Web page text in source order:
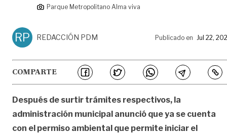
Parque Metropolitano Alma viva
RP REDACCIÓN PDM Publicado en Jul 22,
COMPARTE
Después de surtir trámites respectivos, la
administración municipal anunció que ya se cuenta
con el permiso ambiental que permite iniciar el